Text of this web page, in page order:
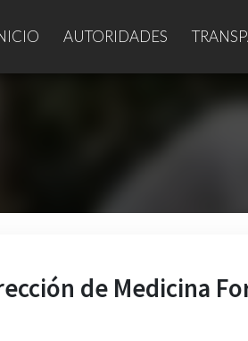
AUTORIDADES
de Medicina